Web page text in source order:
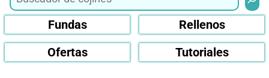
Fundas
Rellenos
Ofertas
Tutoriales